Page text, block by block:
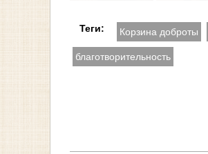
Теги: Корзина доброты
благотворительность